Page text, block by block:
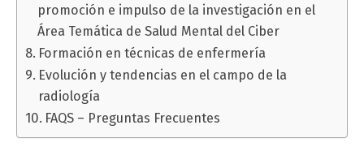
promoción e impulso de la investigación en el
Área Temática de Salud Mental del Ciber
Formación en técnicas de enfermería
Evolución y tendencias en el campo de la
radiología
FAQS – Preguntas Frecuentes